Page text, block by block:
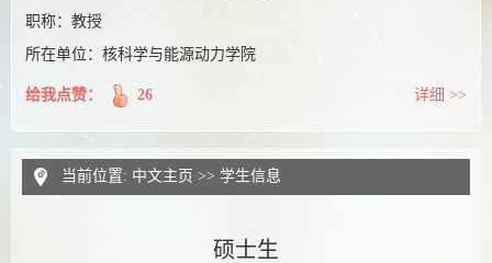
职称：教授
所在单位：核科学与能源动力学院
给我点赞： 26 详细 >>
当前位置: 中文主页 >> 学生信息
硕士生